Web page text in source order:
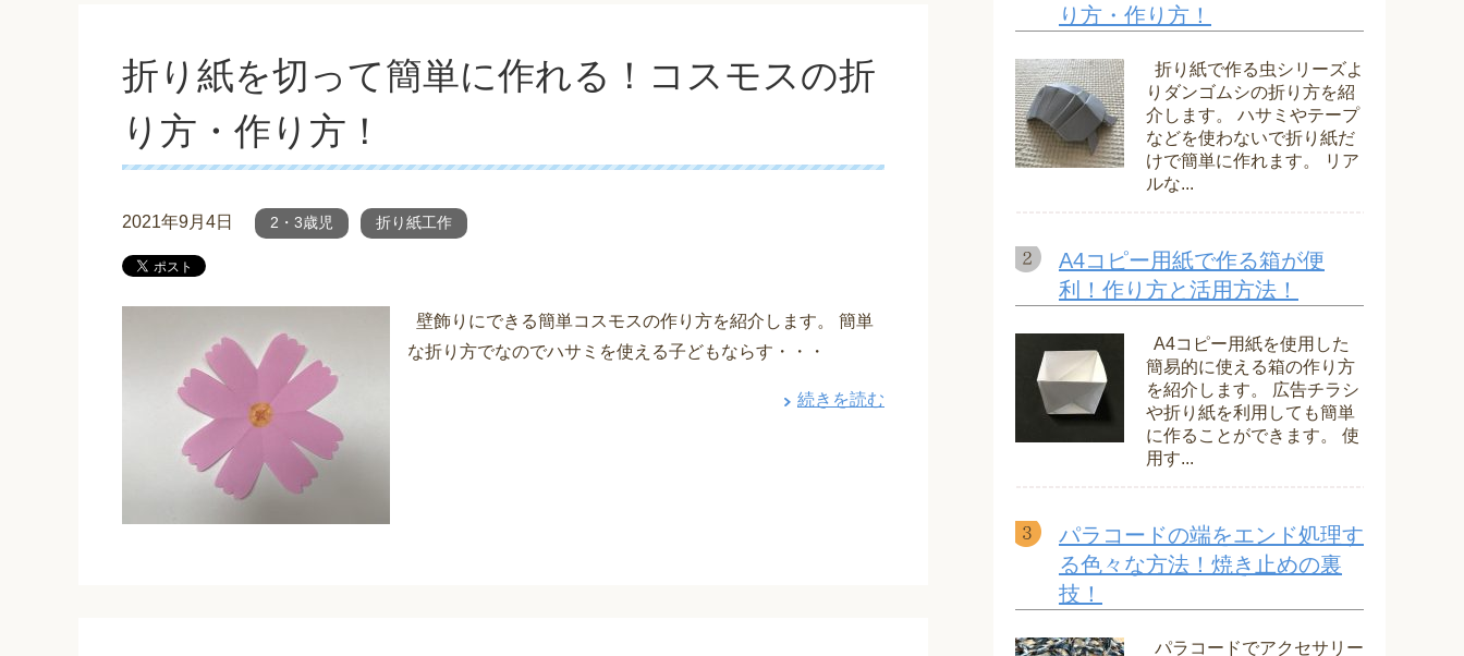
折り紙を切って簡単に作れる！コスモスの折
り方・作り方！
2021年9月4日 2・3歳児 折り紙工作
壁飾りにできる簡単コスモスの作り方を紹介します。 簡単
な折り方でなのでハサミを使える子どもならす・・・
続きを読む
り方・作り方！
折り紙で作る虫シリーズよ
りダンゴムシの折り方を紹
介します。 ハサミやテープ
などを使わないで折り紙だ
けで簡単に作れます。 リア
ルな...
A4コピー用紙で作る箱が便
利！作り方と活用方法！
A4コピー用紙を使用した
簡易的に使える箱の作り方
を紹介します。 広告チラシ
や折り紙を利用しても簡単
に作ることができます。 使
用す...
パラコードの端をエンド処理す
る色々な方法！焼き止めの裏
技！
パラコードでアクセサリー